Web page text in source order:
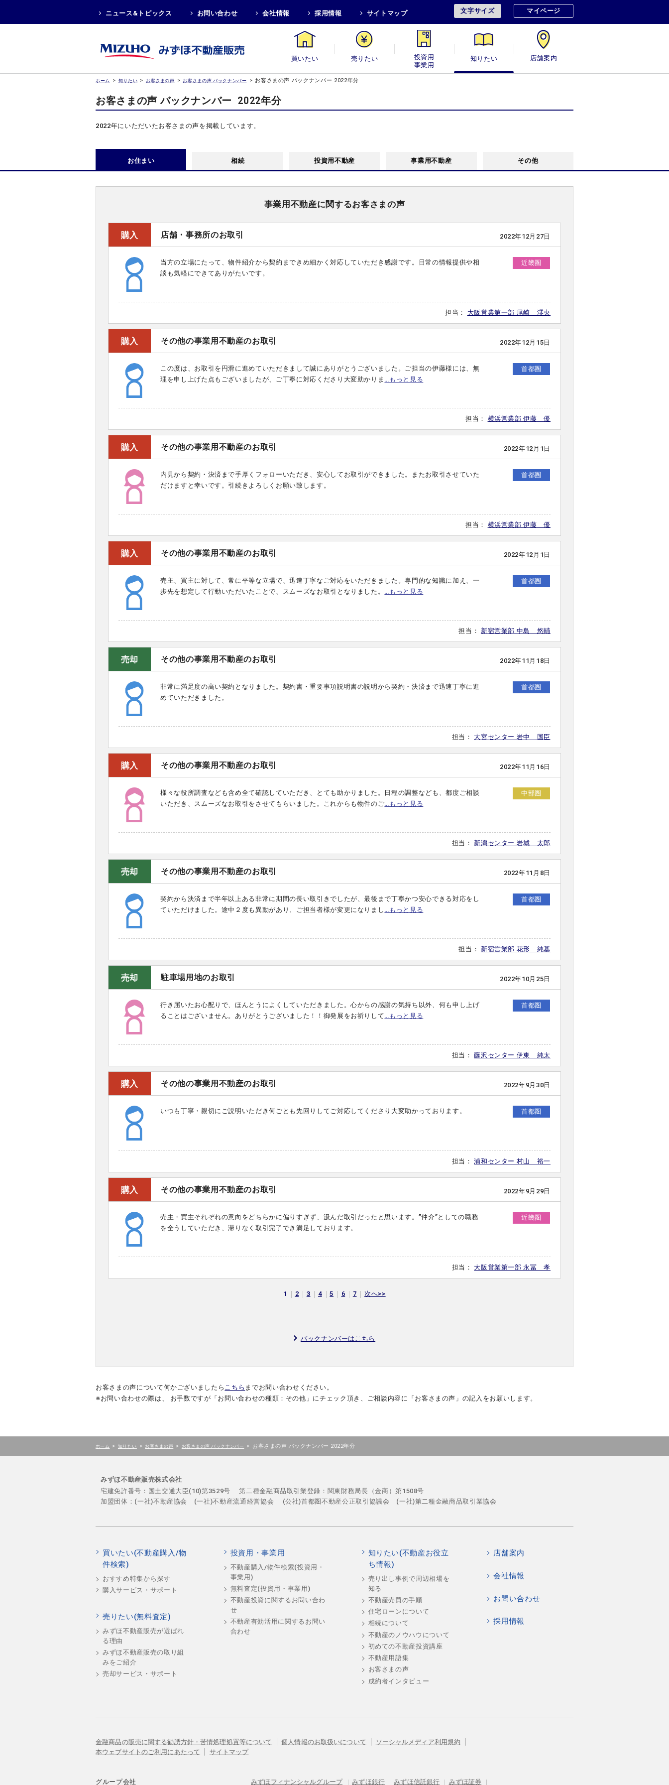
ニュース&トピックス お問い合わせ 会社情報 採用情報 サイトマップ 文字サイズ マイページ
買いたい 売りたい 投資用・事業用 知りたい 店舗案内
ホーム > 知りたい > お客さまの声 > お客さまの声 バックナンバー > お客さまの声 バックナンバー 2022年分
お客さまの声 バックナンバー 2022年分
2022年にいただいたお客さまの声を掲載しています。
お住まい 相続 投資用不動産 事業用不動産 その他
事業用不動産に関するお客さまの声
購入 店舗・事務所のお取引 2022年12月27日
当方の立場にたって、物件紹介から契約まできめ細かく対応していただき感謝です。日常の情報提供や相
談も気軽にできてありがたいです。
近畿圏
担当： 大阪営業第一部 尾崎 澪央
購入 その他の事業用不動産のお取引 2022年12月15日
この度は、お取引を円滑に進めていただきまして誠にありがとうございました。ご担当の伊藤様には、無
理を申し上げた点もございましたが、ご丁寧に対応くださり大変助かりま …もっと見る
首都圏
担当： 横浜営業部 伊藤 優
購入 その他の事業用不動産のお取引 2022年12月1日
内見から契約・決済まで手厚くフォローいただき、安心してお取引ができました。またお取引させていた
だけますと幸いです。引続きよろしくお願い致します。
首都圏
担当： 横浜営業部 伊藤 優
購入 その他の事業用不動産のお取引 2022年12月1日
売主、買主に対して、常に平等な立場で、迅速丁寧なご対応をいただきました。専門的な知識に加え、一
歩先を想定して行動いただいたことで、スムーズなお取引となりました。 …もっと見る
首都圏
担当： 新宿営業部 中島 悠輔
売却 その他の事業用不動産のお取引 2022年11月18日
非常に満足度の高い契約となりました。契約書・重要事項説明書の説明から契約・決済まで迅速丁寧に進
めていただきました。
首都圏
担当： 大宮センター 岩中 国臣
購入 その他の事業用不動産のお取引 2022年11月16日
様々な役所調査なども含め全て確認していただき、とても助かりました。日程の調整なども、都度ご相談
いただき、スムーズなお取引をさせてもらいました。これからも物件のご…もっと見る
中部圏
担当： 新潟センター 岩城 太郎
売却 その他の事業用不動産のお取引 2022年11月8日
契約から決済まで半年以上ある非常に期間の長い取引きでしたが、最後まで丁寧かつ安心できる対応をし
ていただけました。途中２度も異動があり、ご担当者様が変更になりまし …もっと見る
首都圏
担当： 新宿営業部 花形 純基
売却 駐車場用地のお取引 2022年10月25日
行き届いたお心配りで、ほんとうによくしていただきました。心からの感謝の気持ち以外、何も申し上げ
ることはございません。ありがとうございました！！御発展をお祈りして…もっと見る
首都圏
担当：藤沢センター 伊東 純太
購入 その他の事業用不動産のお取引 2022年9月30日
いつも丁寧・親切にご説明いただき何ごとも先回りしてご対応してくださり大変助かっております。 首都圏
担当：浦和センター 村山 裕一
購入 その他の事業用不動産のお取引 2022年9月29日
売主・買主それぞれの意向をどちらかに偏りすぎず、汲んだ取引だったと思います。”仲介”としての職務
を全うしていただき、滞りなく取引完了でき満足しております。
近畿圏
担当： 大阪営業第一部 永冨 孝
1 2 3 4 5 6 7 次へ>>
バックナンバーはこちら
お客さまの声について何かございましたら こちら までお問い合わせください。
※お問い合わせの際は、 お手数ですが「お問い合わせの種類：その他」にチェック頂き、ご相談内容に「お客さまの声」の記入をお願いします。
ホーム > 知りたい > お客さまの声 > お客さまの声 バックナンバー > お客さまの声 バックナンバー 2022年分
みずほ不動産販売株式会社
宅建免許番号：国土交通大臣(10)第3529号
第二種金融商品取引業登録：関東財務局長（金商）第1508号
加盟団体：(一社)不動産協会 (一社)不動産流通経営協会
(公社)首都圏不動産公正取引協議会 (一社)第二種金融商品取引業協会
買いたい(不動産購入/物
件検索)
おすすめ特集から探す
購入サービス・サポート
売りたい(無料査定)
みずほ不動産販売が選ばれ
る理由
みずほ不動産販売の取り組
みをご紹介
売却サービス・サポート
投資用・事業用
不動産購入/物件検索(投資用・
事業用)
無料査定(投資用・事業用)
不動産投資に関するお問い合わ
せ
不動産有効活用に関するお問い
合わせ
知りたい(不動産お役立
ち情報)
売り出し事例で周辺相場を
知る
不動産売買の手順
住宅ローンについて
相続について
不動産のノウハウについて
初めての不動産投資講座
不動産用語集
お客さまの声
成約者インタビュー
店舗案内
会社情報
お問い合わせ
採用情報
金融商品の販売に関する勧誘方針・苦情処理処置等について 個人情報のお取扱いについて
ソーシャルメディア利用規約
本ウェブサイトのご利用にあたって
サイトマップ
グループ会社 みずほフィナンシャルグループ | みずほ銀行 | みずほ信託銀行 | みずほ証券 |